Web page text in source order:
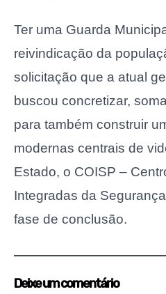
Ter uma Guarda
reivindicação da
solicitação que a atual
buscou concretizar,
para também construir
modernas centrais de
Estado, o COISP –
Integradas da
fase de conclusão.
Deixe um comentário